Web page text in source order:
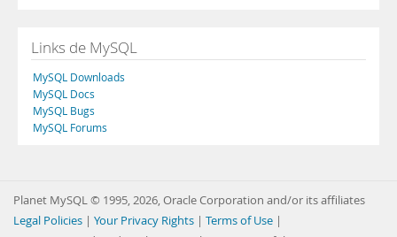
Links de MySQL
MySQL Downloads
MySQL Docs
MySQL Bugs
MySQL Forums
Planet MySQL © 1995, 2026, Oracle Corporation and/or its affiliates
Legal Policies | Your Privacy Rights | Terms of Use |